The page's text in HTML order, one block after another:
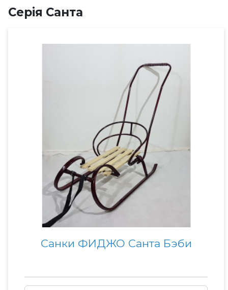
Серія Санта
Санки ФИДЖО Санта Бэби